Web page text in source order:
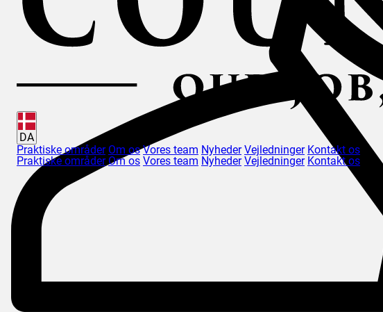
DA
Praktiske områder Om os Vores team Nyheder Vejledninger Kontakt os
Praktiske områder Om os Vores team Nyheder Vejledninger Kontakt os